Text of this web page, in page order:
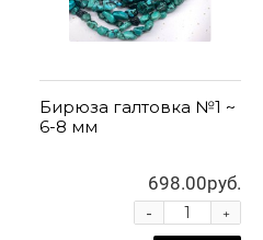
Бирюза галтовка №1 ~
6-8 мм
698.00руб.
+
-